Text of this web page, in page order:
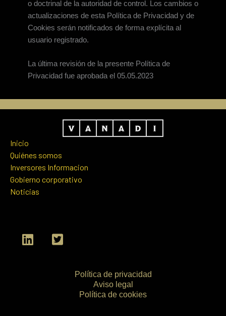
o doctrinal de la autoridad de control. Los cambios o
actualizaciones de esta Política de Privacidad y de
Cookies serán notificados de forma explícita al
usuario registrado.
La última revisión de la presente Política de
Privacidad fue aprobada el 05.05.2023
Inicio
Quiénes somos
Inversores Informacion
Gobierno corporativo
Noticias
L
i
T
w
Política de privacidad
Aviso legal
Política de cookies